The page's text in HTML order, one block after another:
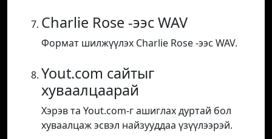
Charlie Rose -ээс WAV
Формат шилжүүлэх Charlie Rose -ээс WAV.
Yout.com сайтыг
хуваалцаарай
Хэрэв та Yout.com-г ашиглах дуртай бол
хуваалцаж эсвэл найзууддаа үзүүлээрэй.